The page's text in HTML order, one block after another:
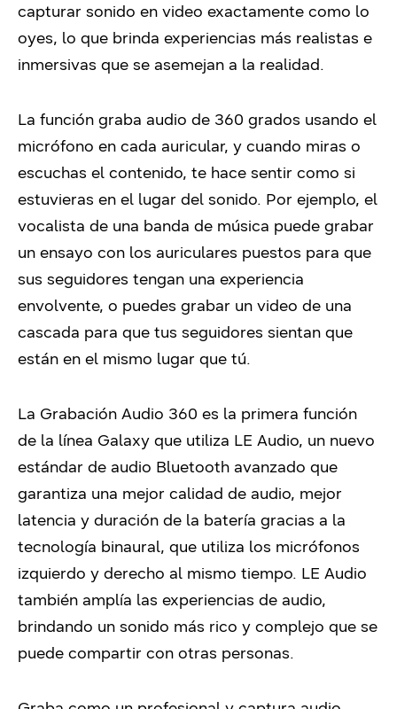
capturar sonido en video exactamente como lo
oyes, lo que brinda experiencias más realistas e
inmersivas que se asemejan a la realidad.
La función graba audio de 360 grados usando el
micrófono en cada auricular, y cuando miras o
escuchas el contenido, te hace sentir como si
estuvieras en el lugar del sonido. Por ejemplo, el
vocalista de una banda de música puede grabar
un ensayo con los auriculares puestos para que
sus seguidores tengan una experiencia
envolvente, o puedes grabar un video de una
cascada para que tus seguidores sientan que
están en el mismo lugar que tú.
La Grabación Audio 360 es la primera función
de la línea Galaxy que utiliza LE Audio, un nuevo
estándar de audio Bluetooth avanzado que
garantiza una mejor calidad de audio, mejor
latencia y duración de la batería gracias a la
tecnología binaural, que utiliza los micrófonos
izquierdo y derecho al mismo tiempo. LE Audio
también amplía las experiencias de audio,
brindando un sonido más rico y complejo que se
puede compartir con otras personas.